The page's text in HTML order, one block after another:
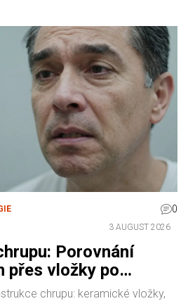
0
3 AUGUST 2026
Porovnání
přes vložky po
chrupu: keramické vložky,